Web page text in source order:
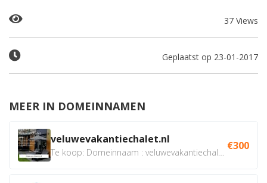
37 Views
Geplaatst op 23-01-2017
MEER IN DOMEINNAMEN
veluwevakantiechalet.nl €300